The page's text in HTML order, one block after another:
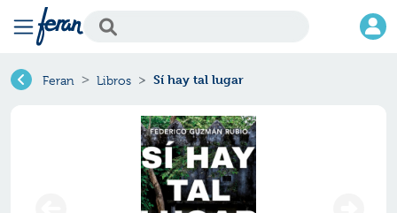
Feran Libros Sí hay tal lugar